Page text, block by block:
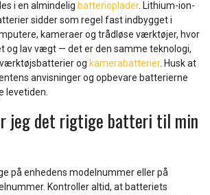
i en almindelig batterioplader. Lithium-ion-
sidder som regel fast indbygget i
kameraer og trådløse værktøjer, hvor
og lav vægt — det er den samme teknologi,
og kamerabatterier. Husk at
anvisninger og opbevare batterierne
levetiden.
jeg det rigtige batteri til min
på enhedens modelnummer eller på
Kontroller altid, at batteriets